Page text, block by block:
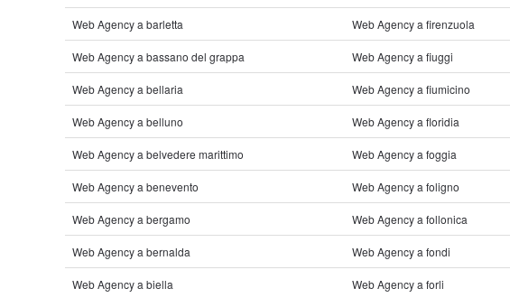
Web Agency a barletta Web Agency a firenzuola
Web Agency a bassano del grappa Web Agency a fiuggi
Web Agency a bellaria Web Agency a fiumicino
Web Agency a belluno Web Agency a floridia
Web Agency a belvedere marittimo Web Agency a foggia
Web Agency a benevento Web Agency a foligno
Web Agency a bergamo Web Agency a follonica
Web Agency a bernalda Web Agency a fondi
Web Agency a biella Web Agency a forli